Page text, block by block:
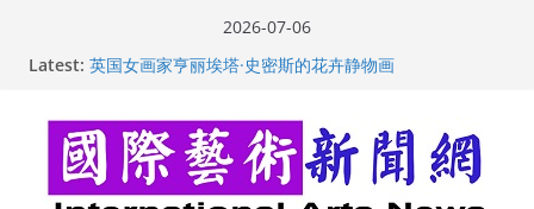
2026-07-06
Latest: “梵心”归处：一场展览 连着攀枝花的千里乡愁
美国人
玛丽安娜·卡拉切娃的绘画：幽默和难以言喻的快乐
苏方 ：“字”得其乐